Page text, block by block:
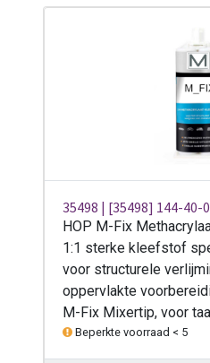
35498 | [35498] 144-40-
HOP M-Fix
1:1 sterke kleefstof
voor structurele
oppervlakte
M-Fix Mixertip, voor
Beperkte voorraad < 5